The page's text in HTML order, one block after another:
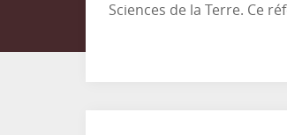
Sciences de la Terre. Ce